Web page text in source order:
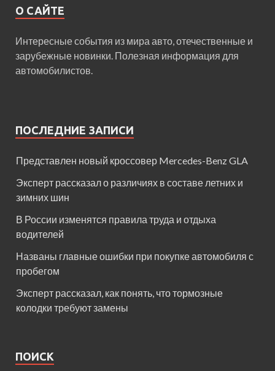
О САЙТЕ
Интересные события из мира авто, отечественные и
зарубежные новинки. Полезная информация для
автомобилистов.
ПОСЛЕДНИЕ ЗАПИСИ
Представлен новый кроссовер Mercedes-Benz GLA
Эксперт рассказал о различиях в составе летних и
зимних шин
В России изменятся правила труда и отдыха
водителей
Названы главные ошибки при покупке автомобиля с
пробегом
Эксперт рассказал, как понять, что тормозные
колодки требуют замены
ПОИСК